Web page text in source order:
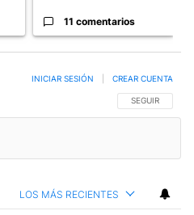
11 comentarios
SIGA ESTA
SEGUIR
INICIAR SESIÓN CREAR CUENTA
LOS MÁS RECIENTES